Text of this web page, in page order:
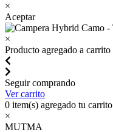
×
Aceptar
×
Producto agregado a carrito
Seguir comprando
Ver carrito
0 item(s) agregado tu carrito
×
MUTMA